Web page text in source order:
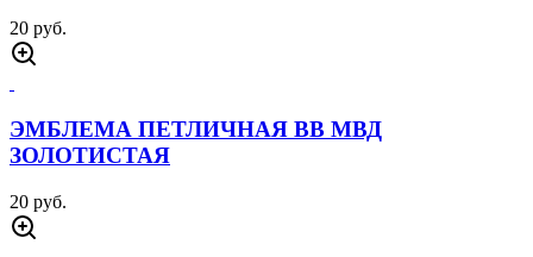
20 руб.
ЭМБЛЕМА ПЕТЛИЧНАЯ ВВ МВД
ЗОЛОТИСТАЯ
20 руб.